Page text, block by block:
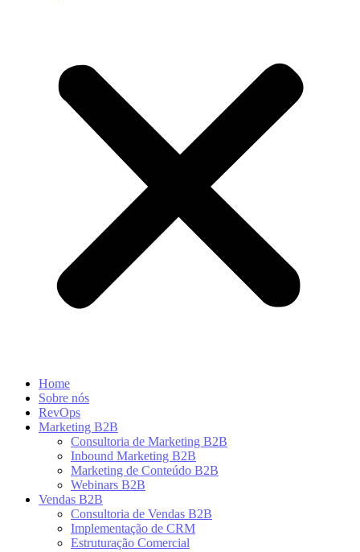
Home
Sobre nós
RevOps
Marketing B2B
Consultoria de Marketing B2B
Inbound Marketing B2B
Marketing de Conteúdo B2B
Webinars B2B
Vendas B2B
Consultoria de Vendas B2B
Implementação de CRM
Estruturação Comercial